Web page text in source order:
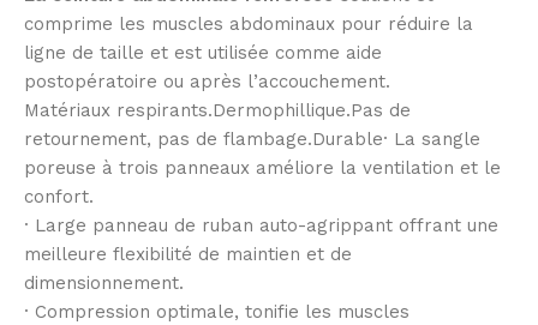
comprime les muscles abdominaux pour réduire la
ligne de taille et est utilisée comme aide
postopératoire ou après l’accouchement.
Matériaux respirants.Dermophillique.Pas de
retournement, pas de flambage.Durable· La sangle
poreuse à trois panneaux améliore la ventilation et le
confort.
· Large panneau de ruban auto-agrippant offrant une
meilleure flexibilité de maintien et de
dimensionnement.
· Compression optimale, tonifie les muscles